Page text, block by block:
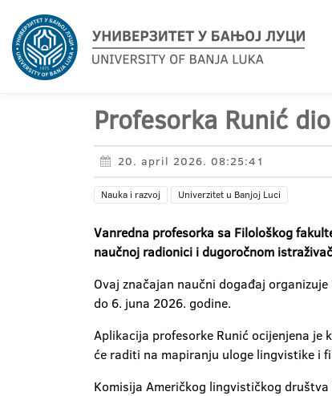
Profesorka Runić
20. april 2026. 08:25:41
Nauka i razvoj Univerzitet u Banjoj Luci
Vanredna profesorka sa Filološkog
naučnoj radionici i dugoročnom
Ovaj značajan naučni događaj
do 6. juna 2026. godine.
Aplikacija profesorke Runić ocijenjena
će raditi na mapiranju uloge lingvistike i
Komisija Američkog lingvističkog